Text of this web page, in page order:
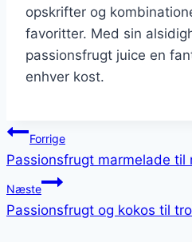
opskrifter og
favoritter. Med sin
passionsfrugt juice en
enhver kost.
Forrige
Passionsfrugt marmelade til
Næste
Passionsfrugt og kokos til